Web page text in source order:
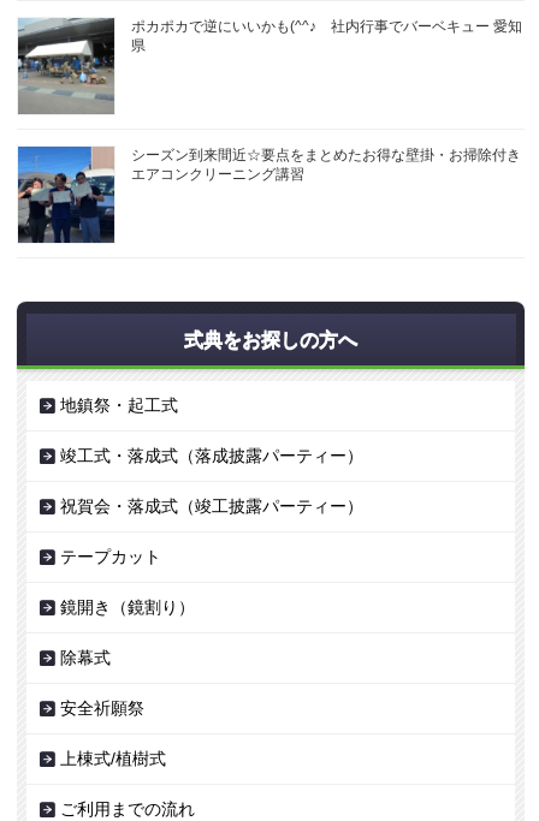
ポカポカで逆にいいかも(^^♪ 社内行事でバーベキュー 愛知
県
シーズン到来間近☆要点をまとめたお得な壁掛・お掃除付き
エアコンクリーニング講習
式典をお探しの方へ
地鎮祭・起工式
竣工式・落成式（落成披露パーティー）
祝賀会・落成式（竣工披露パーティー）
テープカット
鏡開き（鏡割り）
除幕式
安全祈願祭
上棟式/植樹式
ご利用までの流れ